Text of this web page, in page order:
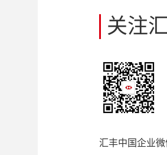
关注
汇丰中国企业